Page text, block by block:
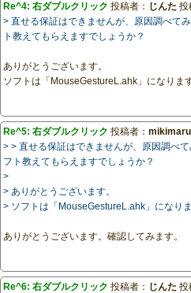
Re^4: 右ダブルクリック 投稿者： じんた 投
> 直せる保証はできませんが、原因調べて
ト教えてもらえますでしょうか？
ありがとうございます。
ソフトは「MouseGestureL.ahk」になります
Re^5: 右ダブルクリック 投稿者： mikimaru
> > 直せる保証はできませんが、原因調べ
フト教えてもらえますでしょうか？
>
> ありがとうございます。
> ソフトは「MouseGestureL.ahk」になりま
ありがとうございます。確認してみます。
Re^6: 右ダブルクリック 投稿者： じんた 投